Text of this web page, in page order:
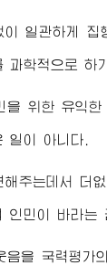
일관하게
학적으로 하
을 위한 유익
일이 아니다.
주는데서 더
민이 바라는
을 국력평가